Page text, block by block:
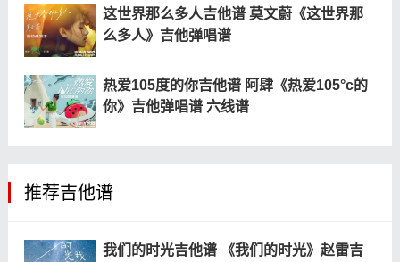
这世界那么多人吉他谱 莫文蔚《这世界那
么多人》吉他弹唱谱
热爱105度的你吉他谱 阿肆《热爱105°c的
你》吉他弹唱谱 六线谱
推荐吉他谱
我们的时光吉他谱 《我们的时光》赵雷吉